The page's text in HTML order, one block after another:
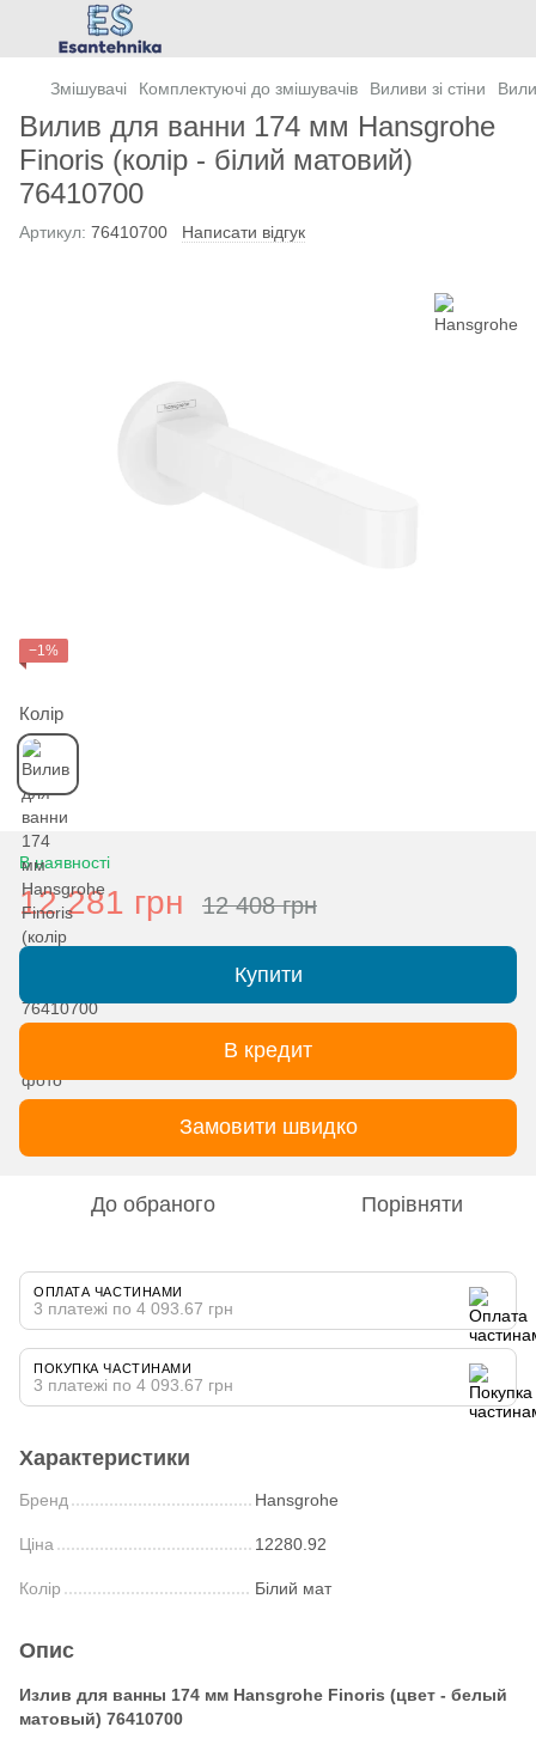
Змішувачі Комплектуючі до змішувачів Виливи зі стіни
Вилив для ванни 174 мм Hansgrohe
Finoris (колір - білий матовий)
76410700
Артикул: 76410700 Написати відгук
−1%
Колір
В наявності
12 281 грн 12 408 грн
Купити
В кредит
Замовити швидко
До обраного Порівняти
ОПЛАТА ЧАСТИНАМИ
3 платежі по 4 093.67 грн
ПОКУПКА ЧАСТИНАМИ
3 платежі по 4 093.67 грн
Характеристики
Бренд Hansgrohe
Ціна 12280.92
Колір Білий мат
Опис
Излив для ванны 174 мм Hansgrohe Finoris (цвет - белый
матовый) 76410700